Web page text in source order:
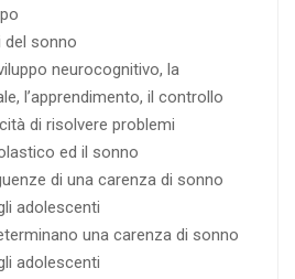
del sonno
neurocognitivo, la
l’apprendimento, il controllo
di risolvere problemi
ed il sonno
di una carenza di sonno
adolescenti
una carenza di sonno
adolescenti